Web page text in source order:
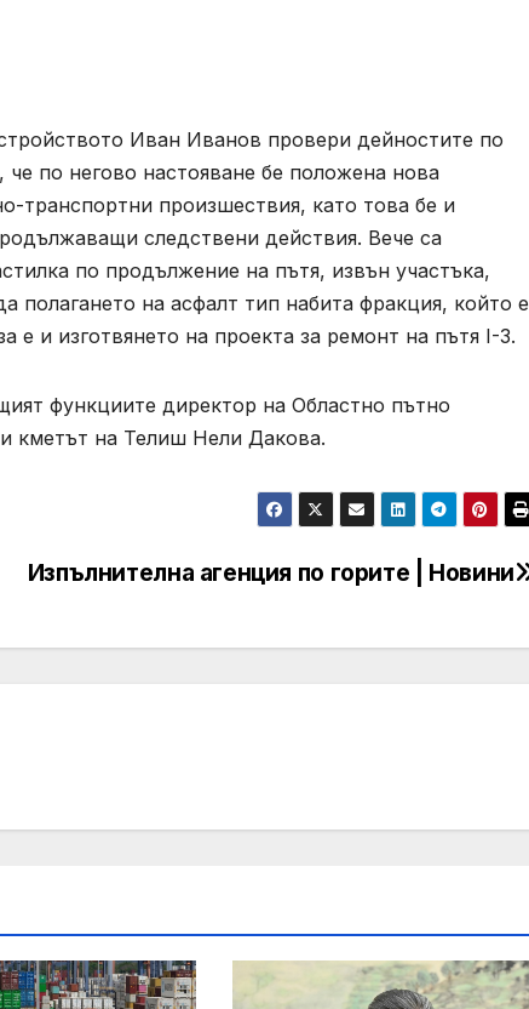
Иван Иванов провери дейностите по
по негово настояване бе положена нова
транспортни произшествия, като това бе и
следствени действия. Вече са
по продължение на пътя, извън участъка,
полагането на асфалт тип набита фракция, който е
и изготвянето на проекта за ремонт на пътя I-3.
функциите директор на Областно пътно
кметът на Телиш Нели Дакова.
Изпълнителна агенция по горите | Новини